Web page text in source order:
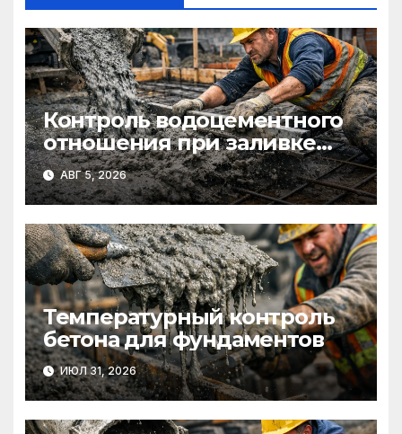
Контроль водоцементного
отношения при заливке
фундаментов
АВГ 5, 2026
Температурный контроль
бетона для фундаментов
ИЮЛ 31, 2026